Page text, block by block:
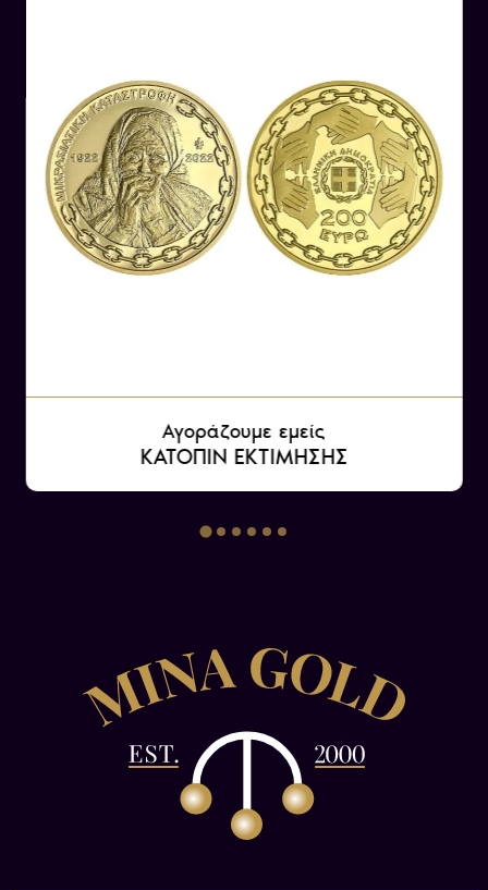
Η Ελλάδα και οι Βαλκανικοί Πόλεμοι συνδέονται
στενά με την ιστορία των Βαλκανίων και την
εξέλιξη της περιοχής στην προηγούμενη αιώνα.
Οι Βαλκανικοί Πόλεμοι ήταν σειρά από
συγκρούσεις που εκτυλίχθηκαν κατά κύριο λόγο
στην Βαλκανική χερσόνησο, κατά τη διάρκεια
του πρώτου μισού του 20ού αιώνα.
επεκτείνει τα σύνορά της, απελευθερώνοντας
ελληνικούς πληθυσμούς και να αποκτήσει
περισσότερη επιρροή στην περιοχή. Οι πόλεμοι
αυτοί είχαν σημαντικές επιπτώσεις στην
πολιτική και κοινωνική κατάσταση της περιοχής,
Βαλκάνια και διευρύνθηκαν τα σύνορά της.
Αγοράζουμε εμείς
ΚΑΤΟΠΙΝ ΕΚΤΙΜΗΣΗΣ